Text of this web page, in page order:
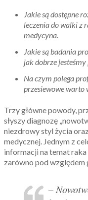
Jakie są dostępne
leczenia do walki z
medycyna.
Jakie są badania
jak dobrze
Na czym polega
przesiewowe warto
Trzy główne powody,
słyszy diagnozę
niezdrowy styl życia
medycznej. Jednym z
informacji na temat
zarówno pod względem
–